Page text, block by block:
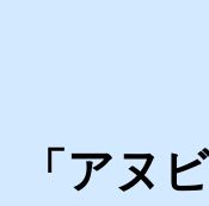
「アヌ